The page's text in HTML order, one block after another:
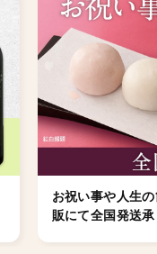
お祝い事や人生
販にて全国発送承